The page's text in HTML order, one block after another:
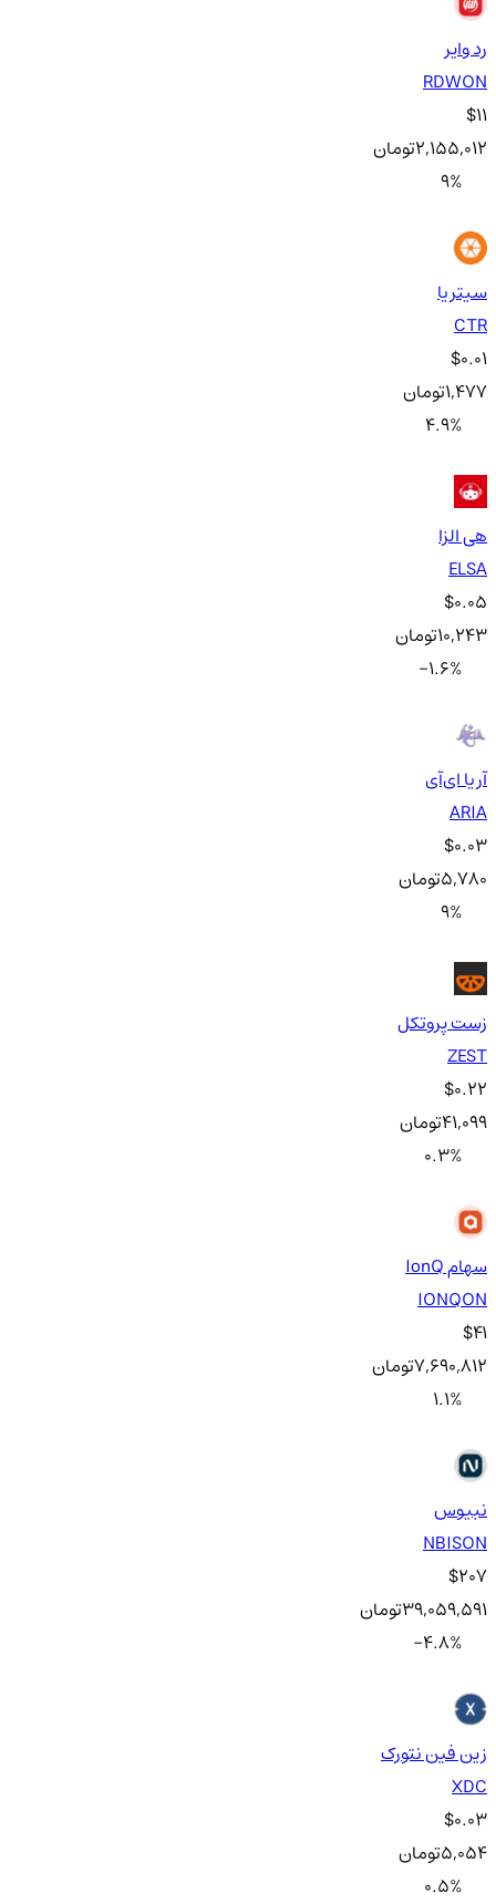
رد وایر
RDWON
$11
2,155,012تومان
9%
سیتریا
CTR
$0.01
1,477تومان
4.9%
هی الزا
ELSA
$0.05
10,243تومان
-1.6%
آریا ای‌آی
ARIA
$0.03
5,780تومان
9%
زست پروتکل
ZEST
$0.22
41,099تومان
0.3%
سهام IonQ
IONQON
$41
7,690,812تومان
1.1%
نبیوس
NBISON
$207
39,059,591تومان
-4.8%
زین فین نتورک
XDC
$0.03
5,054تومان
0.5%